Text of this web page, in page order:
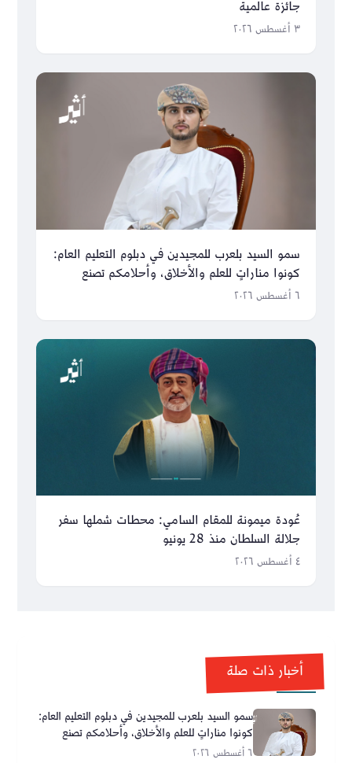
جائزة عالمية
٣ أغسطس ٢٠٢٦
سمو السيد بلعرب للمجيدين في دبلوم التعليم العام:
كونوا مناراتٍ للعلم والأخلاق، وأحلامكم تصنع
مستقبل عُمان
٦ أغسطس ٢٠٢٦
عُودة ميمونة للمقام السامي: محطات شملها سفر
جلالة السلطان منذ 28 يونيو
٤ أغسطس ٢٠٢٦
أخبار ذات صلة
سمو السيد بلعرب للمجيدين في دبلوم التعليم العام:
كونوا مناراتٍ للعلم والأخلاق، وأحلامكم تصنع
مستقبل عُمان
٦ أغسطس ٢٠٢٦